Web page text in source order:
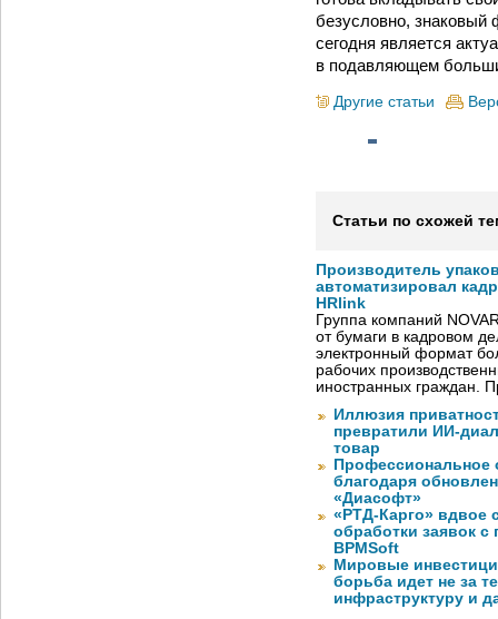
безусловно, знаковый
сегодня является
в подавляющем
Другие статьи
Статьи по схожей
Производитель
автоматизировал
HRlink
Группа компаний
от бумаги в кадровом
электронный формат
рабочих
иностранных граждан.
Иллюзия
превратили ИИ-
товар
Профессиональное
благодаря
«Диасофт»
«РТД-Карго» вдвое
обработки заявок
BPMSoft
Мировые
борьба идет не за
инфраструктуру и